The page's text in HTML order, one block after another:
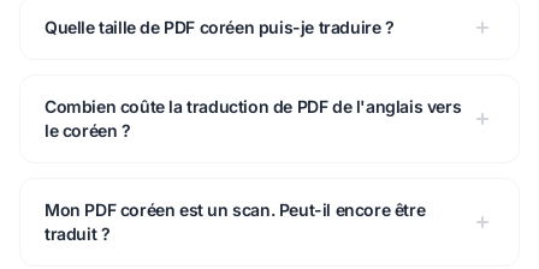
Quelle taille de PDF coréen puis-je traduire ?
Combien coûte la traduction de PDF de l'anglais vers
le coréen ?
Mon PDF coréen est un scan. Peut-il encore être
traduit ?